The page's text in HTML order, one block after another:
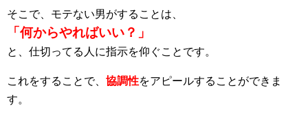
そこで、モテない男がすることは、
「何からやればいい？」
と、仕切ってる人に指示を仰ぐことです。
これをすることで、 協調性をアピールすることができま
す。